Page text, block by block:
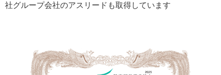
社グループ会社のアスリードも取得しています